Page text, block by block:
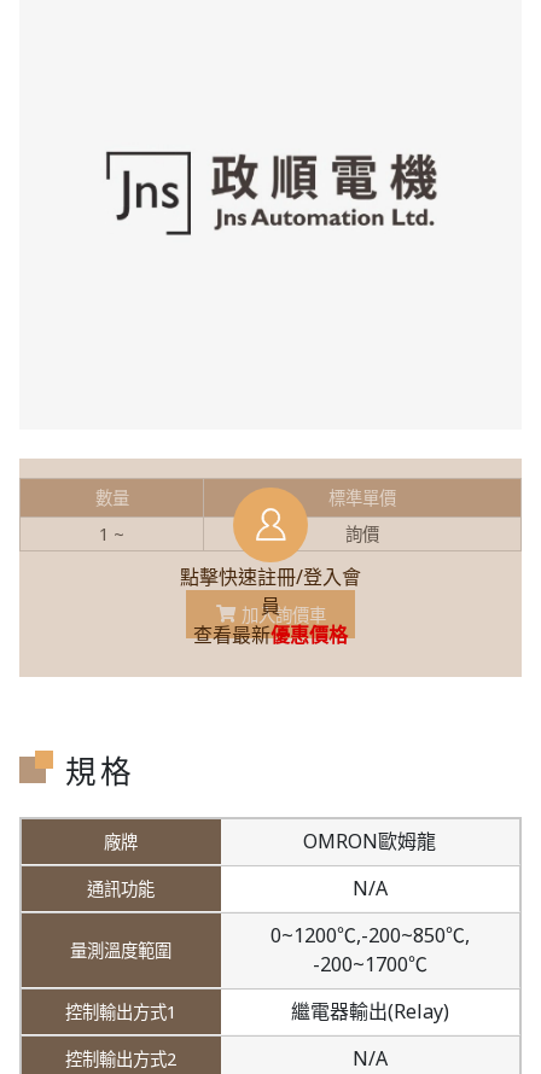
點擊快速註冊/登入會
員
查看最新優惠價格
數量
標準單價
1 ~
詢價
加入詢價車
規格
OMRON歐姆龍
N/A
0~1200℃,-200~850℃,
-200~1700℃
繼電器輸出(Relay)
N/A